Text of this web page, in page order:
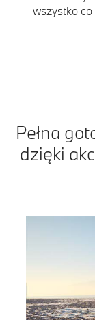
wszystko
Pełna
dzięki